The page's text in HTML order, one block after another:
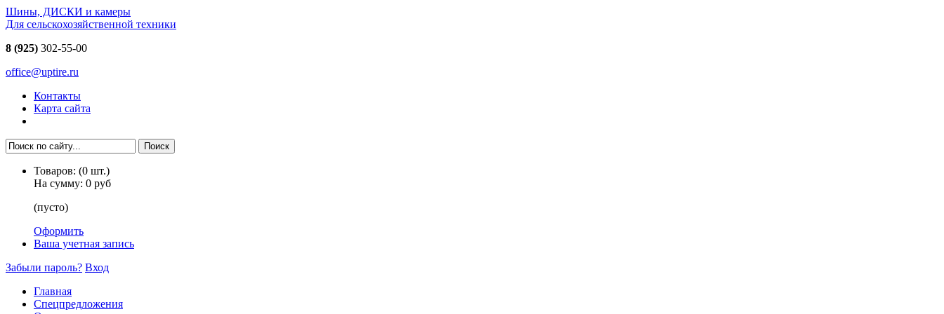
Шины, ДИСКИ и камеры
Для сельскохозяйственной техники
8 (925) 302-55-00
office@uptire.ru
Контакты
Карта сайта
Товаров: (0 шт.)
На сумму: 0 руб
(пусто)
Оформить
Ваша учетная запись
Забыли пароль? Вход
Главная
Спецпредложения